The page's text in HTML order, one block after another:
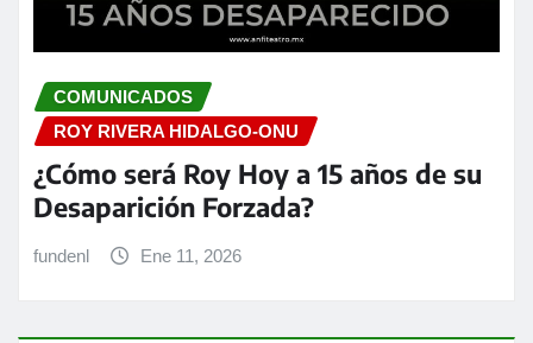
COMUNICADOS
ROY RIVERA HIDALGO-ONU
¿Cómo será Roy Hoy a 15 años de su
Desaparición Forzada?
fundenl Ene 11, 2026